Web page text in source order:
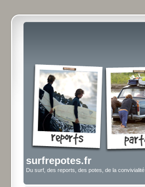
surfrepotes.fr
Du surf, des reports, des potes, de la convivialité